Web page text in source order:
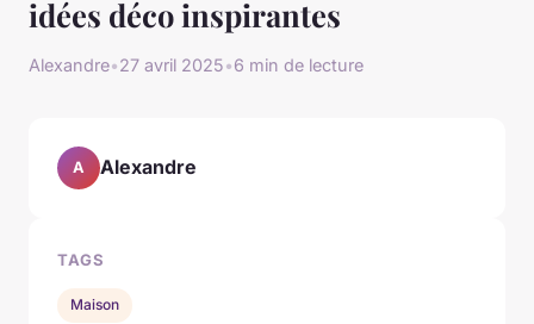
idées déco inspirantes
Alexandre•27 avril 2025•6 min de lecture
A Alexandre
TAGS
Maison